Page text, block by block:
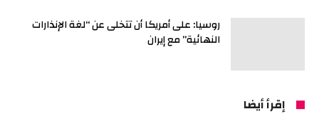
روسيا: على أمريكا أن تتخلى عن “لغة الإنذارات
النهائية” مع إيران
إقرأ أيضا